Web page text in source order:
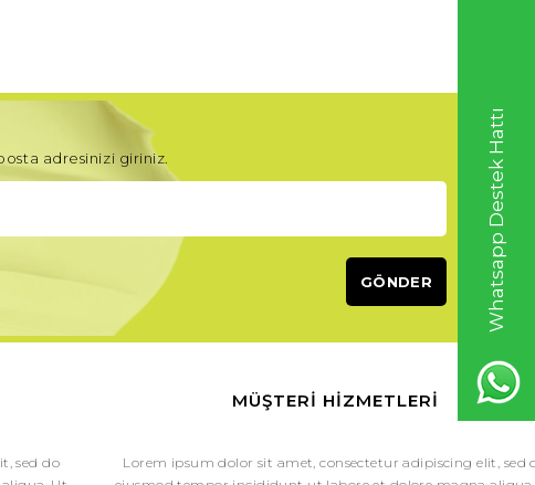
Whatsapp Destek Hattı
adresinizi giriniz.
sed do
MÜŞTERI HIZMETLERI
Lorem ipsum dolor sit amet, consectetur adipiscing elit, sed